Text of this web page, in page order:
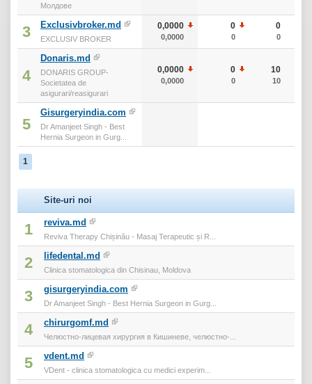
Молдове
3 Exclusivbroker.md
EXCLUSIV BROKER
0,0000
0,0000
0
0
0
0
4
Donaris.md
DONARIS GROUP-
Societatea de
asigurari/reasigurari
0,0000
0,0000
0
0
10
10
5
Gisurgeryindia.com
Dr Amanjeet Singh - Best
Hernia Surgeon in Gurg...
1
Site-uri noi
1 reviva.md
Reviva Therapy Chișinău - Masaj Terapeutic și R...
2 lifedental.md
Clinica stomatologica din Chisinau, Moldova
3 gisurgeryindia.com
Dr Amanjeet Singh - Best Hernia Surgeon in Gurg...
4 chirurgomf.md
Челюстно-лицевая хирургия в Кишиневе, челюстно-...
5 vdent.md
VDent - clinica stomatologica cu medici experim...